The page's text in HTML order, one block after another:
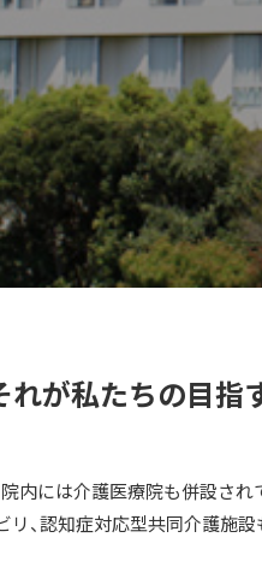
れが私たちの目指
内には介護医療院も併設さ
、認知症対応型共同介護施設